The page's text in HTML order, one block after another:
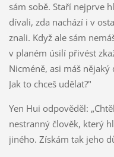
sám sobě. Staří nejprve
dívali, zda nachází i v
znali. Když ale sám
v planém úsilí přivést
Nicméně, asi máš
Jak to chceš udělat?"
Yen Hui odpověděl:
nestranný člověk, který
jiného. Získám tak jeho